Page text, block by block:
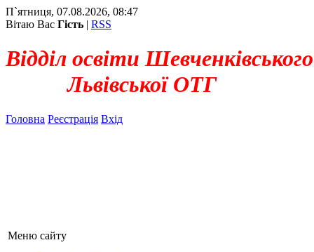
П`ятниця, 07.08.2026, 08:47
Вітаю Вас Гість | RSS
Відділ освіти
Львівської ОТГ
Головна Реєстрація Вхід
Меню сайту